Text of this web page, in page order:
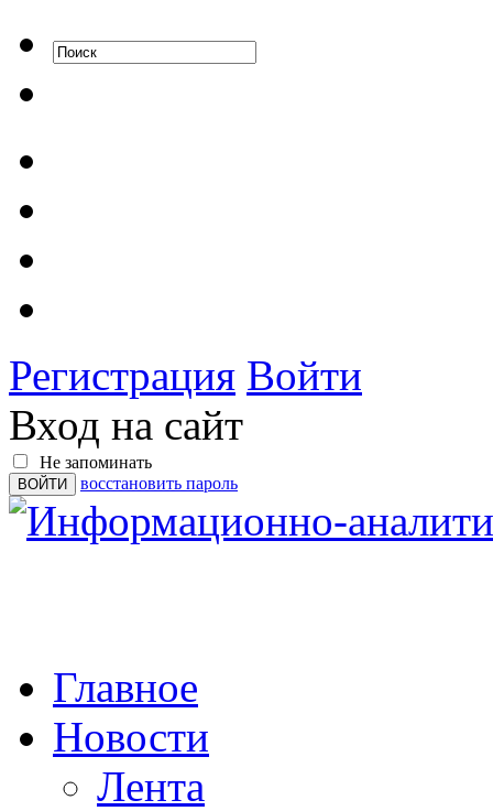
Регистрация Войти
Вход на сайт
Не запоминать
восстановить пароль
Главное
Новости
Лента